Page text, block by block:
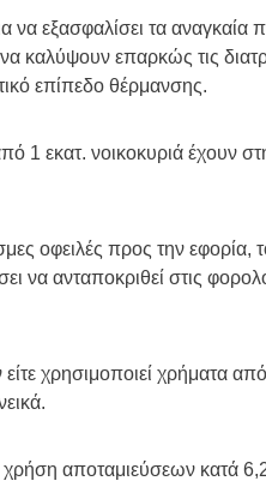
να εξασφαλίσει τα
καλύψουν επαρκώς τις
επίπεδο θέρμανσης.
εκατ. νοικοκυριά έχουν
οφειλές προς την εφορία,
να ανταποκριθεί στις
χρησιμοποιεί χρήματα από
αποταμιεύσεων κατά